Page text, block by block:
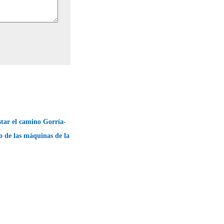
el camino Gorría-
de las máquinas de la